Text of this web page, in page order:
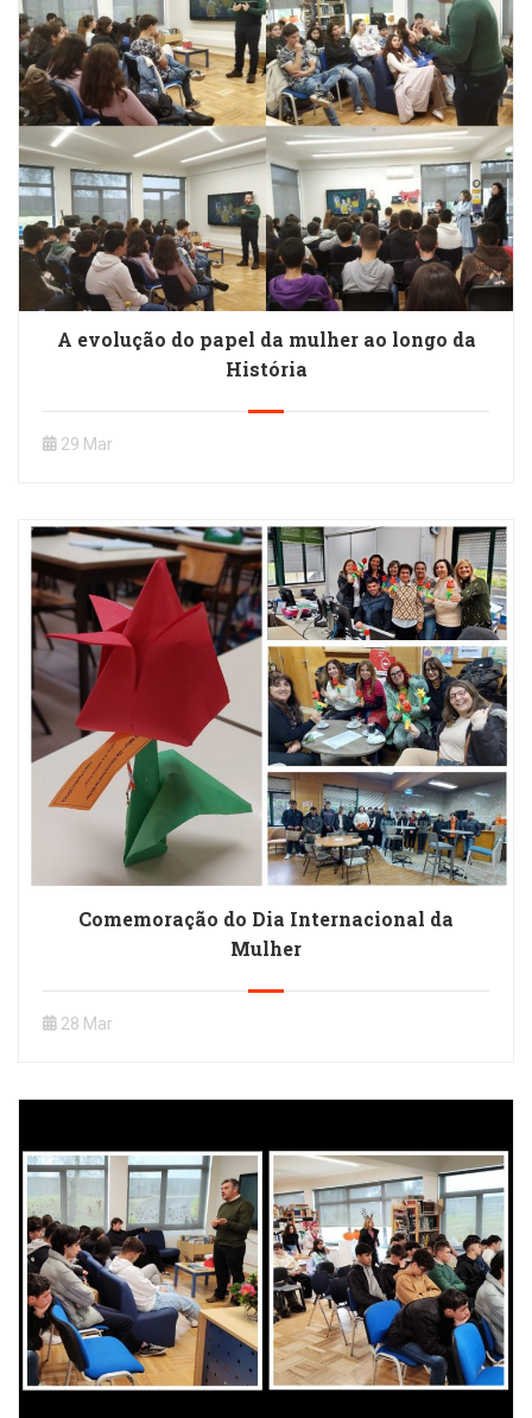
A evolução do papel da mulher ao longo da
História
29 Mar
Comemoração do Dia Internacional da
Mulher
28 Mar